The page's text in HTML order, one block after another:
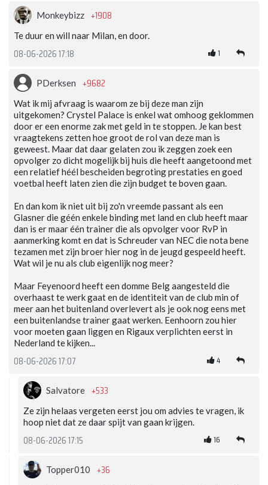
Monkeybizz +1908
Te duur en will naar Milan, en door.
08-06-2026 17:18 1
PDerksen +9682
Wat ik mij afvraag is waarom ze bij deze man zijn
uitgekomen? Crystel Palace is enkel wat omhoog geklommen
door er een enorme zak met geld in te stoppen. Je kan best
vraagtekens zetten hoe groot de rol van deze man is
geweest. Maar dat daar gelaten zou ik zeggen zoek een
opvolger zo dicht mogelijk bij huis die heeft aangetoond met
een relatief héél bescheiden begroting prestaties en goed
voetbal heeft laten zien die zijn budget te boven gaan.
En dan kom ik niet uit bij zo'n vreemde passant als een
Glasner die géén enkele binding met land en club heeft maar
dan is er maar één trainer die als opvolger voor RvP in
aanmerking komt en dat is Schreuder van NEC die nota bene
tezamen met zijn broer hier nog in de jeugd gespeeld heeft.
Wat wil je nu als club eigenlijk nog meer?
Maar Feyenoord heeft een domme Belg aangesteld die
overhaast te werk gaat en de identiteit van de club min of
meer aan het buitenland overlevert als je ook nog eens met
een buitenlandse trainer gaat werken. Eenhoorn zou hier
voor moeten gaan liggen en Rigaux verplichten eerst in
Nederland te kijken...
08-06-2026 17:07 4
Salvatore +533
Ze zijn helaas vergeten eerst jou om advies te vragen, ik
hoop niet dat ze daar spijt van gaan krijgen.
08-06-2026 17:15 16
Topper010 +36